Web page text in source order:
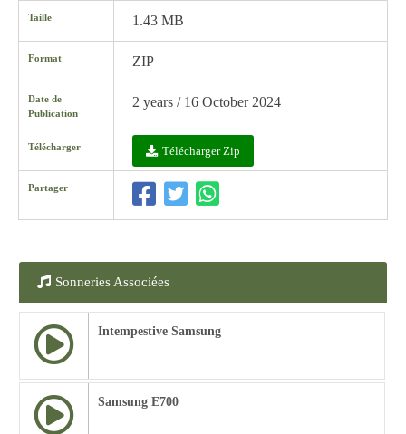
Taille 1.43 MB
Format ZIP
Date de
Publication
2 years / 16 October 2024
Télécharger Télécharger Zip
Partager
Sonneries Associées
Intempestive Samsung
Samsung E700